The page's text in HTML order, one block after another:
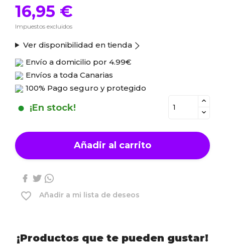
16,95 €
Impuestos excluidos
Ver disponibilidad en tienda
Envío a domicilio por 4.99€
Envíos a toda Canarias
100% Pago seguro y protegido
¡En stock!
Añadir al carrito
favorite_border Añadir a mi lista de deseos
¡Productos que te pueden gustar!